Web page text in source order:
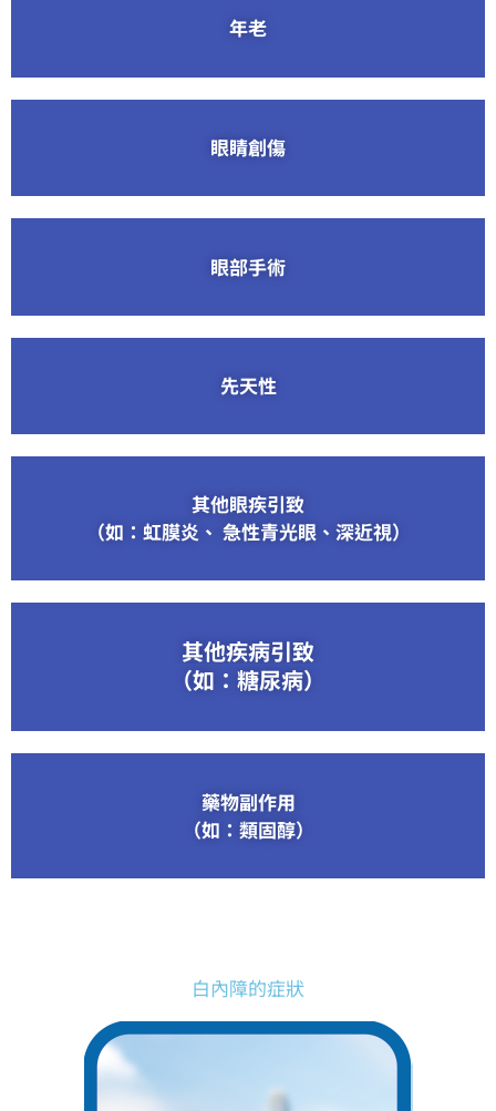
年老
眼睛創傷
眼部手術
先天性
其他眼疾引致
（如：虹膜炎、 急性青光眼、深近視）
其他疾病引致
（如：糖尿病）
藥物副作用
（如：類固醇）
白內障的症狀